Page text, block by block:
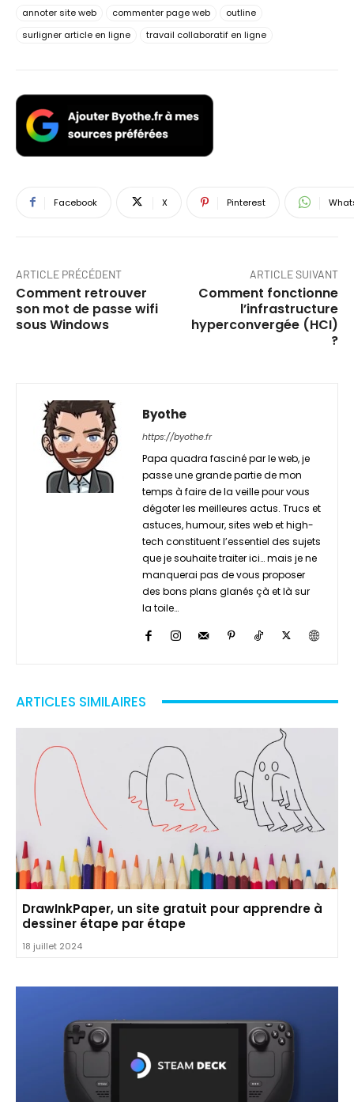
annoter site web
commenter page web
outline
surligner article en ligne
travail collaboratif en ligne
Facebook X Pinterest
ARTICLE PRÉCÉDENT
Comment retrouver
son mot de passe wifi
sous Windows
ARTICLE SUIVANT
Comment fonctionne
l’infrastructure
hyperconvergée (HCI)
?
Byothe
https://byothe.fr
Papa quadra fasciné par le web, je
passe une grande partie de mon
temps à faire de la veille pour vous
dégoter les meilleures actus. Trucs et
astuces, humour, sites web et high-
tech constituent l’essentiel des sujets
que je souhaite traiter ici… mais je ne
manquerai pas de vous proposer
des bons plans glanés çà et là sur
la toile…
ARTICLES SIMILAIRES
DrawInkPaper, un site gratuit pour apprendre à
dessiner étape par étape
18 juillet 2024